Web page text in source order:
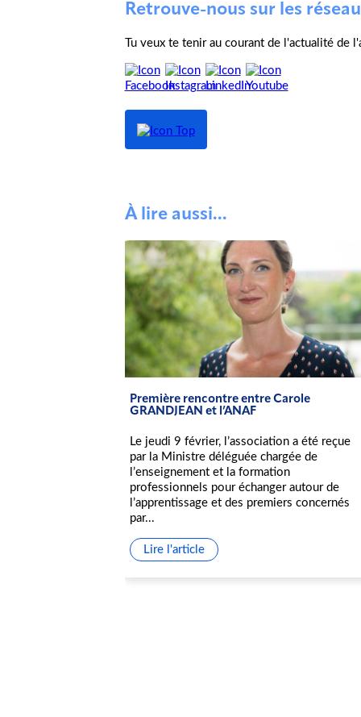
Retrouve-nous sur les
Tu veux te tenir au courant de l'actualité de
À lire aussi...
Première rencontre entre Carole
GRANDJEAN et l’ANAF
Le jeudi 9 février, l’association a été reçue
par la Ministre déléguée chargée de
l’enseignement et la formation
professionnels pour échanger autour de
l’apprentissage et des premiers concernés
par...
Lire l'article